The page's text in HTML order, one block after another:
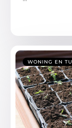
WONING EN